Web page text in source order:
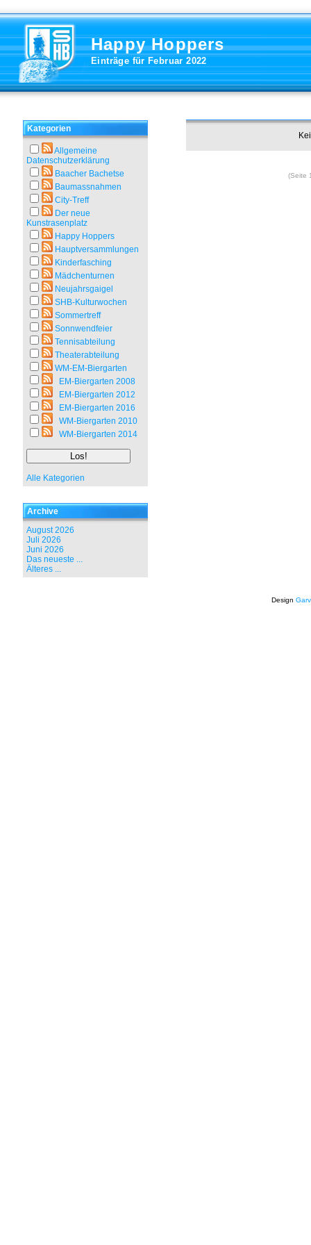
Happy Hoppers
Einträge für Februar 2022
Kategorien
Allgemeine
Datenschutzerklärung
Baacher Bachetse
Baumassnahmen
City-Treff
Der neue
Kunstrasenplatz
Happy Hoppers
Hauptversammlungen
Kinderfasching
Mädchenturnen
Neujahrsgaigel
SHB-Kulturwochen
Sommertreff
Sonnwendfeier
Tennisabteilung
Theaterabteilung
WM-EM-Biergarten
EM-Biergarten 2008
EM-Biergarten 2012
EM-Biergarten 2016
WM-Biergarten 2010
WM-Biergarten 2014
Alle Kategorien
Archive
August 2026
Juli 2026
Juni 2026
Das neueste ...
Älteres ...
(Seite
Design